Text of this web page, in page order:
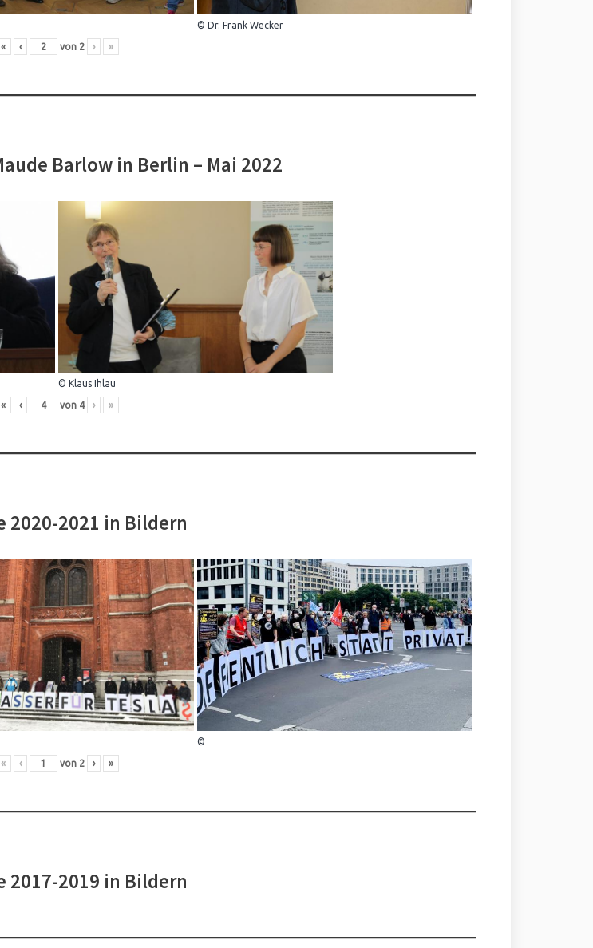
© Dr. Frank Wecker
« ‹ von 2 › »
Barlow in Berlin – Mai 2022
© Klaus Ihlau
« ‹ von 4 › »
2020-2021 in Bildern
©
« ‹ von 2 › »
2017-2019 in Bildern